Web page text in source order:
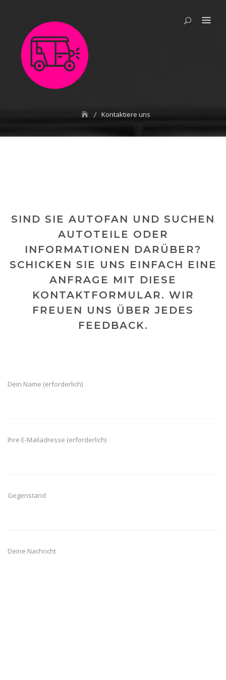
Kontaktiere uns
SIND SIE AUTOFAN UND SUCHEN
AUTOTEILE ODER
INFORMATIONEN DARÜBER?
SCHICKEN SIE UNS EINFACH EINE
ANFRAGE MIT DIESE
KONTAKTFORMULAR. WIR
FREUEN UNS ÜBER JEDES
FEEDBACK.
Dein Name (erforderlich)
Ihre E-Mailadresse (erforderlich)
Gegenstand
Deine Nachricht